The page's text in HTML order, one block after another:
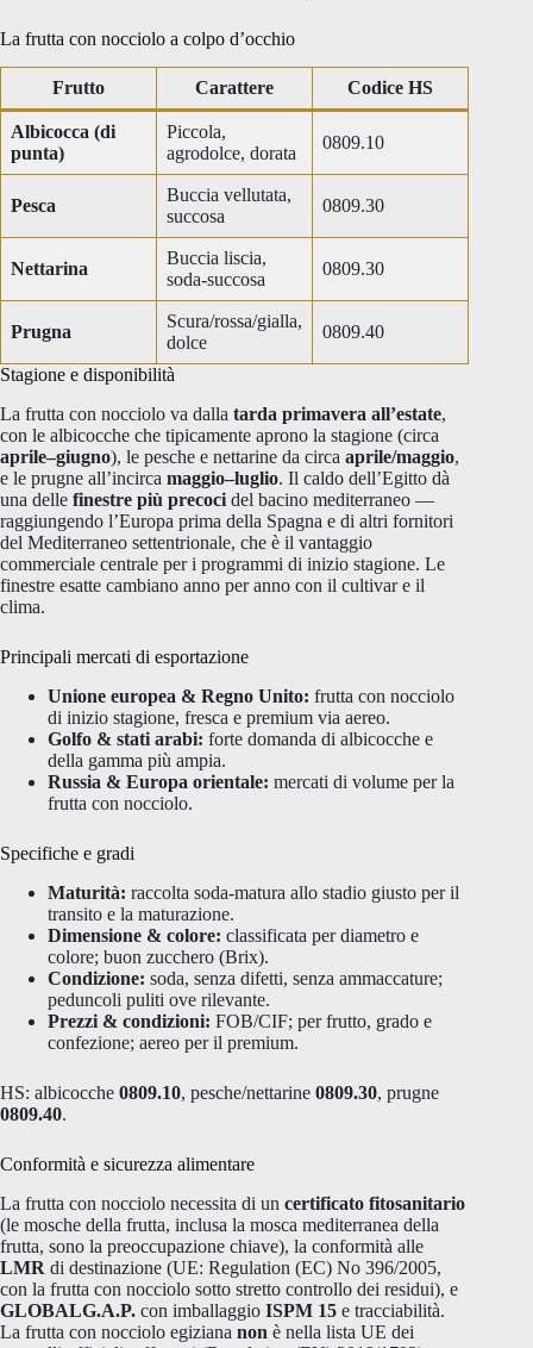
La frutta con nocciolo a colpo d’occhio
Frutto Carattere Codice HS
Albicocca (di
punta)
Piccola,
agrodolce, dorata
0809.10
Pesca
Buccia vellutata,
succosa
0809.30
Nettarina
Buccia liscia,
soda-succosa
0809.30
Prugna
Scura/rossa/gialla,
dolce
0809.40
Stagione e disponibilità
La frutta con nocciolo va dalla tarda primavera all’estate,
con le albicocche che tipicamente aprono la stagione (circa
aprile–giugno), le pesche e nettarine da circa aprile/maggio,
e le prugne all’incirca maggio–luglio. Il caldo dell’Egitto dà
una delle finestre più precoci del bacino mediterraneo —
raggiungendo l’Europa prima della Spagna e di altri fornitori
del Mediterraneo settentrionale, che è il vantaggio
commerciale centrale per i programmi di inizio stagione. Le
finestre esatte cambiano anno per anno con il cultivar e il
clima.
Principali mercati di esportazione
Unione europea & Regno Unito: frutta con nocciolo
di inizio stagione, fresca e premium via aereo.
Golfo & stati arabi: forte domanda di albicocche e
della gamma più ampia.
Russia & Europa orientale: mercati di volume per la
frutta con nocciolo.
Specifiche e gradi
Maturità: raccolta soda-matura allo stadio giusto per il
transito e la maturazione.
Dimensione & colore: classificata per diametro e
colore; buon zucchero (Brix).
Condizione: soda, senza difetti, senza ammaccature;
peduncoli puliti ove rilevante.
Prezzi & condizioni: FOB/CIF; per frutto, grado e
confezione; aereo per il premium.
HS: albicocche 0809.10, pesche/nettarine 0809.30, prugne
0809.40.
Conformità e sicurezza alimentare
La frutta con nocciolo necessita di un certificato fitosanitario
(le mosche della frutta, inclusa la mosca mediterranea della
frutta, sono la preoccupazione chiave), la conformità alle
LMR di destinazione (UE: Regulation (EC) No 396/2005,
con la frutta con nocciolo sotto stretto controllo dei residui), e
GLOBALG.A.P. con imballaggio ISPM 15 e tracciabilità.
La frutta con nocciolo egiziana non è nella lista UE dei